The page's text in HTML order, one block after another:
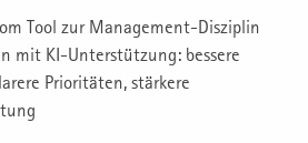
Tool zur Management-Disziplin
mit KI-Unterstützung: bessere
Prioritäten, stärkere